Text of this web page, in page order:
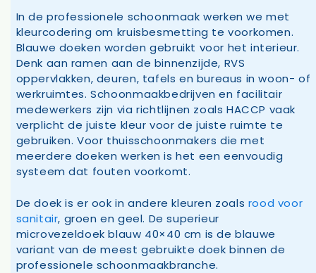
In de professionele schoonmaak werken we met
kleurcodering om kruisbesmetting te voorkomen.
Blauwe doeken worden gebruikt voor het interieur.
Denk aan ramen aan de binnenzijde, RVS
oppervlakken, deuren, tafels en bureaus in woon- of
werkruimtes. Schoonmaakbedrijven en facilitair
medewerkers zijn via richtlijnen zoals HACCP vaak
verplicht de juiste kleur voor de juiste ruimte te
gebruiken. Voor thuisschoonmakers die met
meerdere doeken werken is het een eenvoudig
systeem dat fouten voorkomt.
De doek is er ook in andere kleuren zoals rood voor
sanitair, groen en geel. De superieur
microvezeldoek blauw 40×40 cm is de blauwe
variant van de meest gebruikte doek binnen de
professionele schoonmaakbranche.